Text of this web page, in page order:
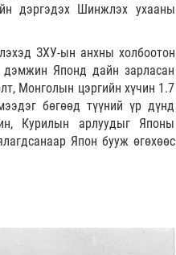
дэргэдэх Шинжлэх ухааны
ЗХУ-ын анхны холбоотон
Японд дайн зарласан
Монголын цэргийн хүчин 1.7
бөгөөд түүний үр дүнд
Курилын арлуудыг Японы
Япон бууж өгөхөөс